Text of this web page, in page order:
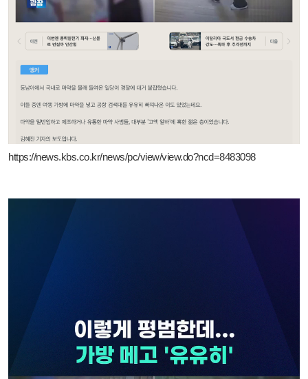
https://news.kbs.co.kr/news/pc/view/view.do?ncd=8483098